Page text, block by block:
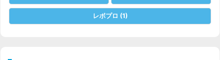
レボプロ (1)